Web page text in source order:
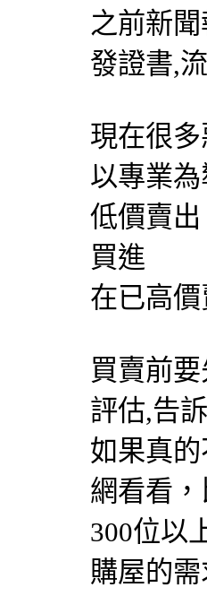
之前新
發證書,
現在很
以專業
低價賣
買進
在已高
買賣前
評估,告
如果真
網看看
300位以
購屋的